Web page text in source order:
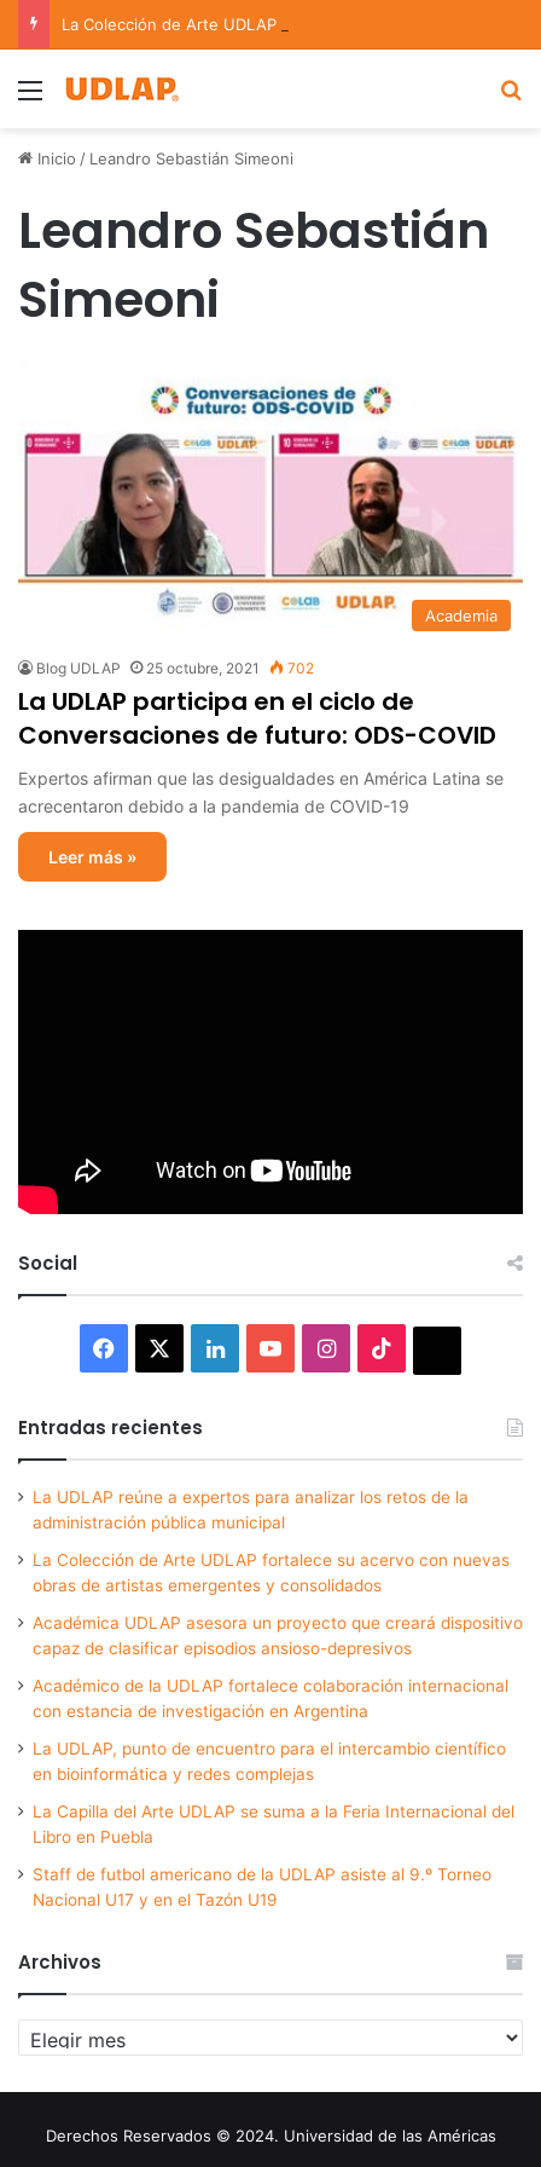
Menu
Inicio / Leandro Sebastián Simeoni
Leandro Sebastián
Simeoni
Academia
Blog UDLAP 25 octubre, 2021 702
La UDLAP participa en el ciclo de
Conversaciones de futuro: ODS-COVID
Expertos afirman que las desigualdades en América Latina se
acrecentaron debido a la pandemia de COVID-19
Leer más »
Social
Facebook LinkedInYouTubeInstagram
Entradas recientes
La UDLAP reúne a expertos para analizar los retos de la
administración pública municipal
La Colección de Arte UDLAP fortalece su acervo con nuevas
obras de artistas emergentes y consolidados
Académica UDLAP asesora un proyecto que creará dispositivo
capaz de clasificar episodios ansioso-depresivos
Académico de la UDLAP fortalece colaboración internacional
con estancia de investigación en Argentina
La UDLAP, punto de encuentro para el intercambio científico
en bioinformática y redes complejas
La Capilla del Arte UDLAP se suma a la Feria Internacional del
Libro en Puebla
Staff de futbol americano de la UDLAP asiste al 9.º Torneo
Nacional U17 y en el Tazón U19
Archivos
Archivos
Derechos Reservados © 2024. Universidad de las Américas